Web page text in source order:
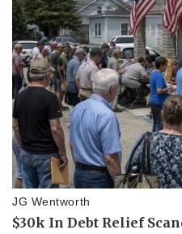
Thể thao
Bóng đá
Lịch thi đấu bóng đá
Thế giới thể thao
eSports
Hậu trường